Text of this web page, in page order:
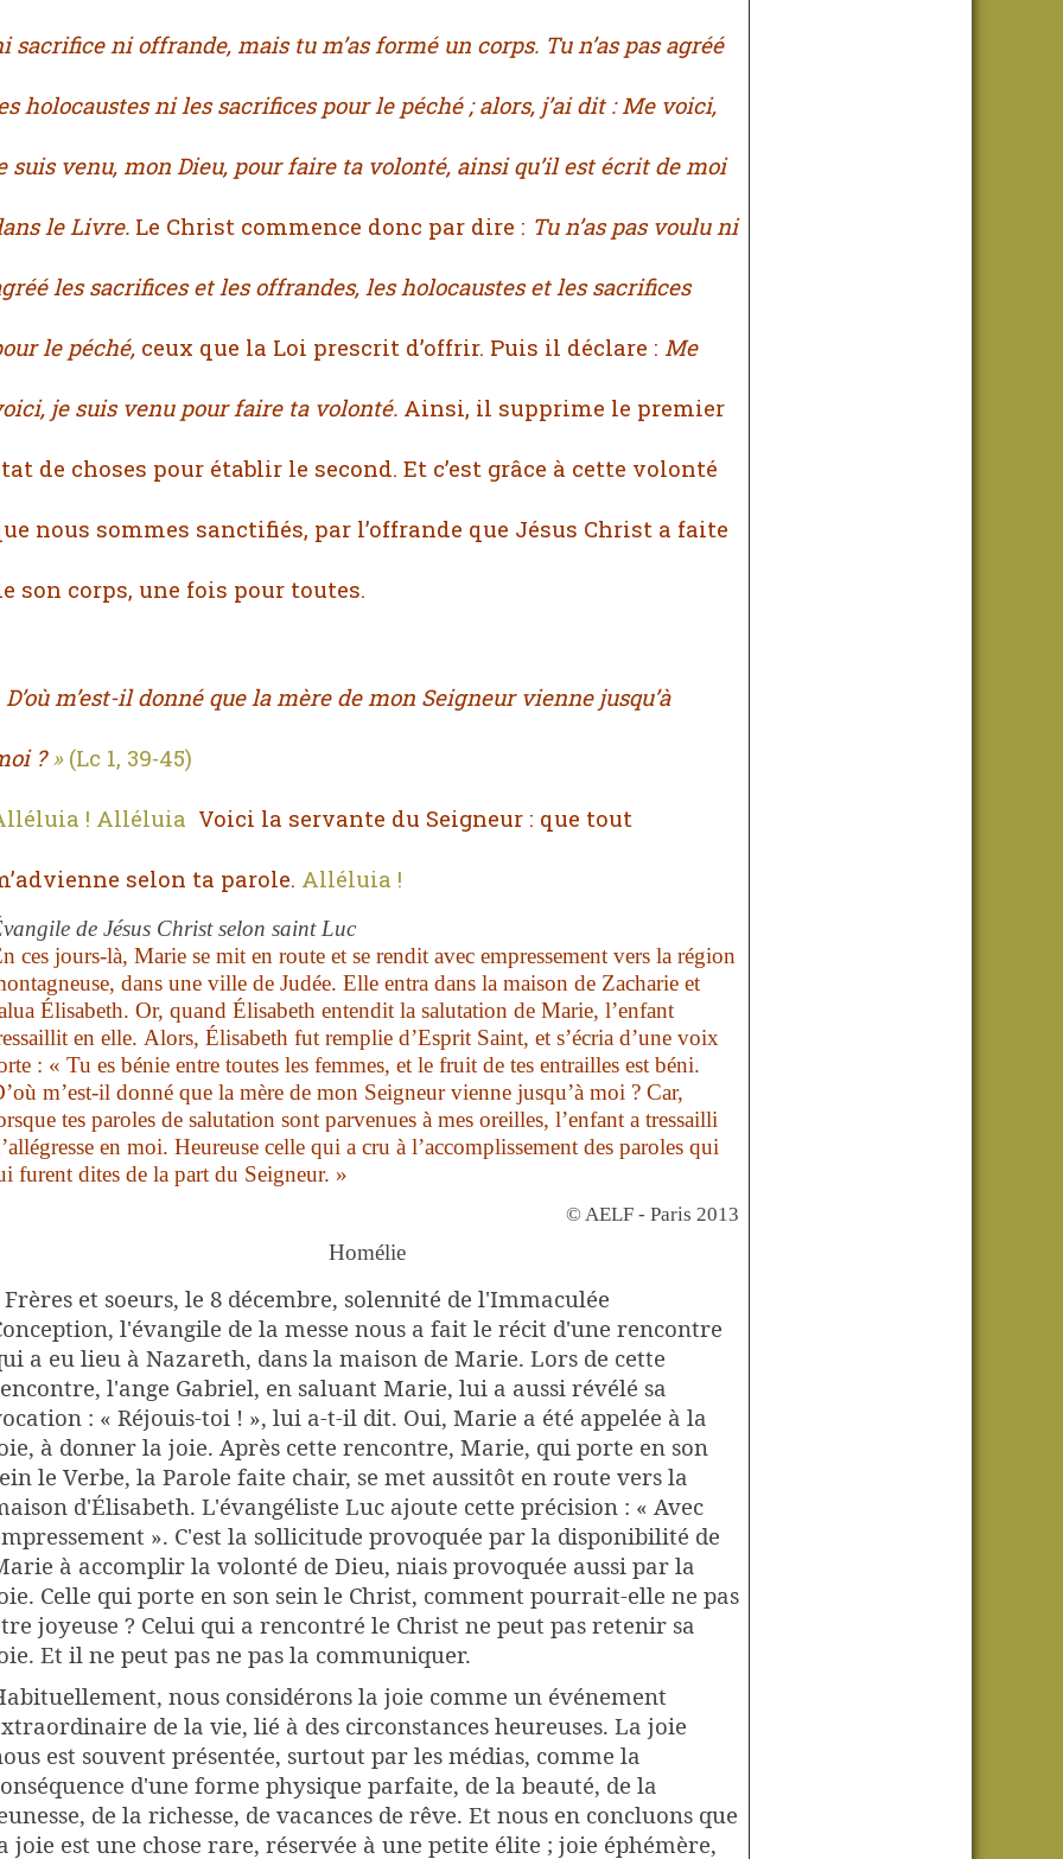
sacrifice ni offrande, mais tu m’as formé un corps. Tu n’as pas agréé
holocaustes ni les sacrifices pour le péché ; alors, j’ai dit : Me voici,
suis venu, mon Dieu, pour faire ta volonté, ainsi qu’il est écrit de moi
le Livre.Le Christ commence donc par dire : Tu n’as pas voulu ni
les sacrifices et les offrandes, les holocaustes et les sacrifices
le péché,ceux que la Loi prescrit d’offrir. Puis il déclare : Me
je suis venu pour faire ta volonté.Ainsi, il supprime le premier
de choses pour établir le second. Et c’est grâce à cette volonté
nous sommes sanctifiés, par l’offrande que Jésus Christ a faite
son corps, une fois pour toutes.
D’où m’est-il donné que la mère de mon Seigneur vienne jusqu’à
?»(Lc 1, 39-45)
! Alléluia Voici la servante du Seigneur : que tout
selon ta parole. Alléluia !
de Jésus Christ selon saint Luc
ces jours-là, Marie se mit en route et se rendit avec empressement vers la région
dans une ville de Judée. Elle entra dans la maison de Zacharie et
Élisabeth. Or, quand Élisabeth entendit la salutation de Marie, l’enfant
en elle. Alors, Élisabeth fut remplie d’Esprit Saint, et s’écria d’une voix
: « Tu es bénie entre toutes les femmes, et le fruit de tes entrailles est béni.
m’est-il donné que la mère de mon Seigneur vienne jusqu’à moi ? Car,
tes paroles de salutation sont parvenues à mes oreilles, l’enfant a tressailli
en moi. Heureuse celle qui a cru à l’accomplissement des paroles qui
furent dites de la part du Seigneur. »
© AELF - Paris 2013
Homélie
Frères et soeurs, le 8 décembre, solennité de l'Immaculée
l'évangile de la messe nous a fait le récit d'une rencontre
a eu lieu à Nazareth, dans la maison de Marie. Lors de cette
l'ange Gabriel, en saluant Marie, lui a aussi révélé sa
: « Réjouis-toi ! », lui a-t-il dit. Oui, Marie a été appelée à la
à donner la joie. Après cette rencontre, Marie, qui porte en son
le Verbe, la Parole faite chair, se met aussitôt en route vers la
d'Élisabeth. L'évangéliste Luc ajoute cette précision : « Avec
». C'est la sollicitude provoquée par la disponibilité de
à accomplir la volonté de Dieu, niais provoquée aussi par la
Celle qui porte en son sein le Christ, comment pourrait-elle ne pas
joyeuse ? Celui qui a rencontré le Christ ne peut pas retenir sa
Et il ne peut pas ne pas la communiquer.
nous considérons la joie comme un événement
de la vie, lié à des circonstances heureuses. La joie
est souvent présentée, surtout par les médias, comme la
d'une forme physique parfaite, de la beauté, de la
de la richesse, de vacances de rêve. Et nous en concluons que
joie est une chose rare, réservée à une petite élite ; joie éphémère,